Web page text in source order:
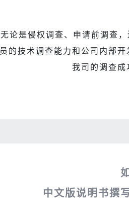
无论是侵权调查、申请前调查
员的技术调查能力和公司内部
我司的调查成
中文版说明书撰